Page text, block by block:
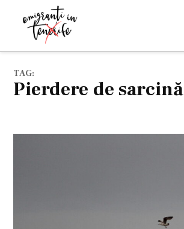
in
TAG:
pierdere de sarcină